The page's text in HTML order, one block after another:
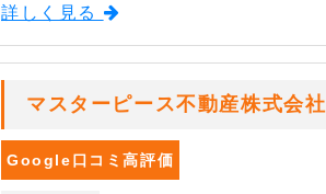
詳しく見る
マスターピース不動産株式会社
Google口コミ高評価